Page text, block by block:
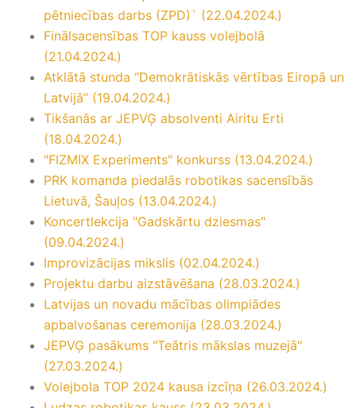
pētniecības darbs (ZPD)` (22.04.2024.)
Finālsacensības TOP kauss volejbolā
(21.04.2024.)
Atklātā stunda “Demokrātiskās vērtības Eiropā un
Latvijā” (19.04.2024.)
Tikšanās ar JEPVĢ absolventi Airitu Erti
(18.04.2024.)
"FIZMIX Experiments" konkurss (13.04.2024.)
PRK komanda piedalās robotikas sacensībās
Lietuvā, Šauļos (13.04.2024.)
Koncertlekcija "Gadskārtu dziesmas"
(09.04.2024.)
Improvizācijas mikslis (02.04.2024.)
Projektu darbu aizstāvēšana (28.03.2024.)
Latvijas un novadu mācības olimpiādes
apbalvošanas ceremonija (28.03.2024.)
JEPVĢ pasākums "Teātris mākslas muzejā"
(27.03.2024.)
Volejbola TOP 2024 kausa izcīņa (26.03.2024.)